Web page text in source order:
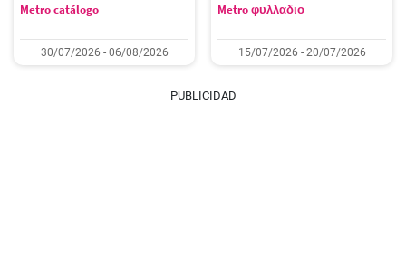
Metro catálogo
30/07/2026 - 06/08/2026
Metro φυλλαδιο
15/07/2026 - 20/07/2026
PUBLICIDAD